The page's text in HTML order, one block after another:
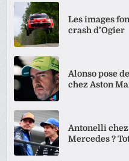
Les images
crash d’Ogier
Alonso pose
chez Aston
Antonelli
Mercedes ?